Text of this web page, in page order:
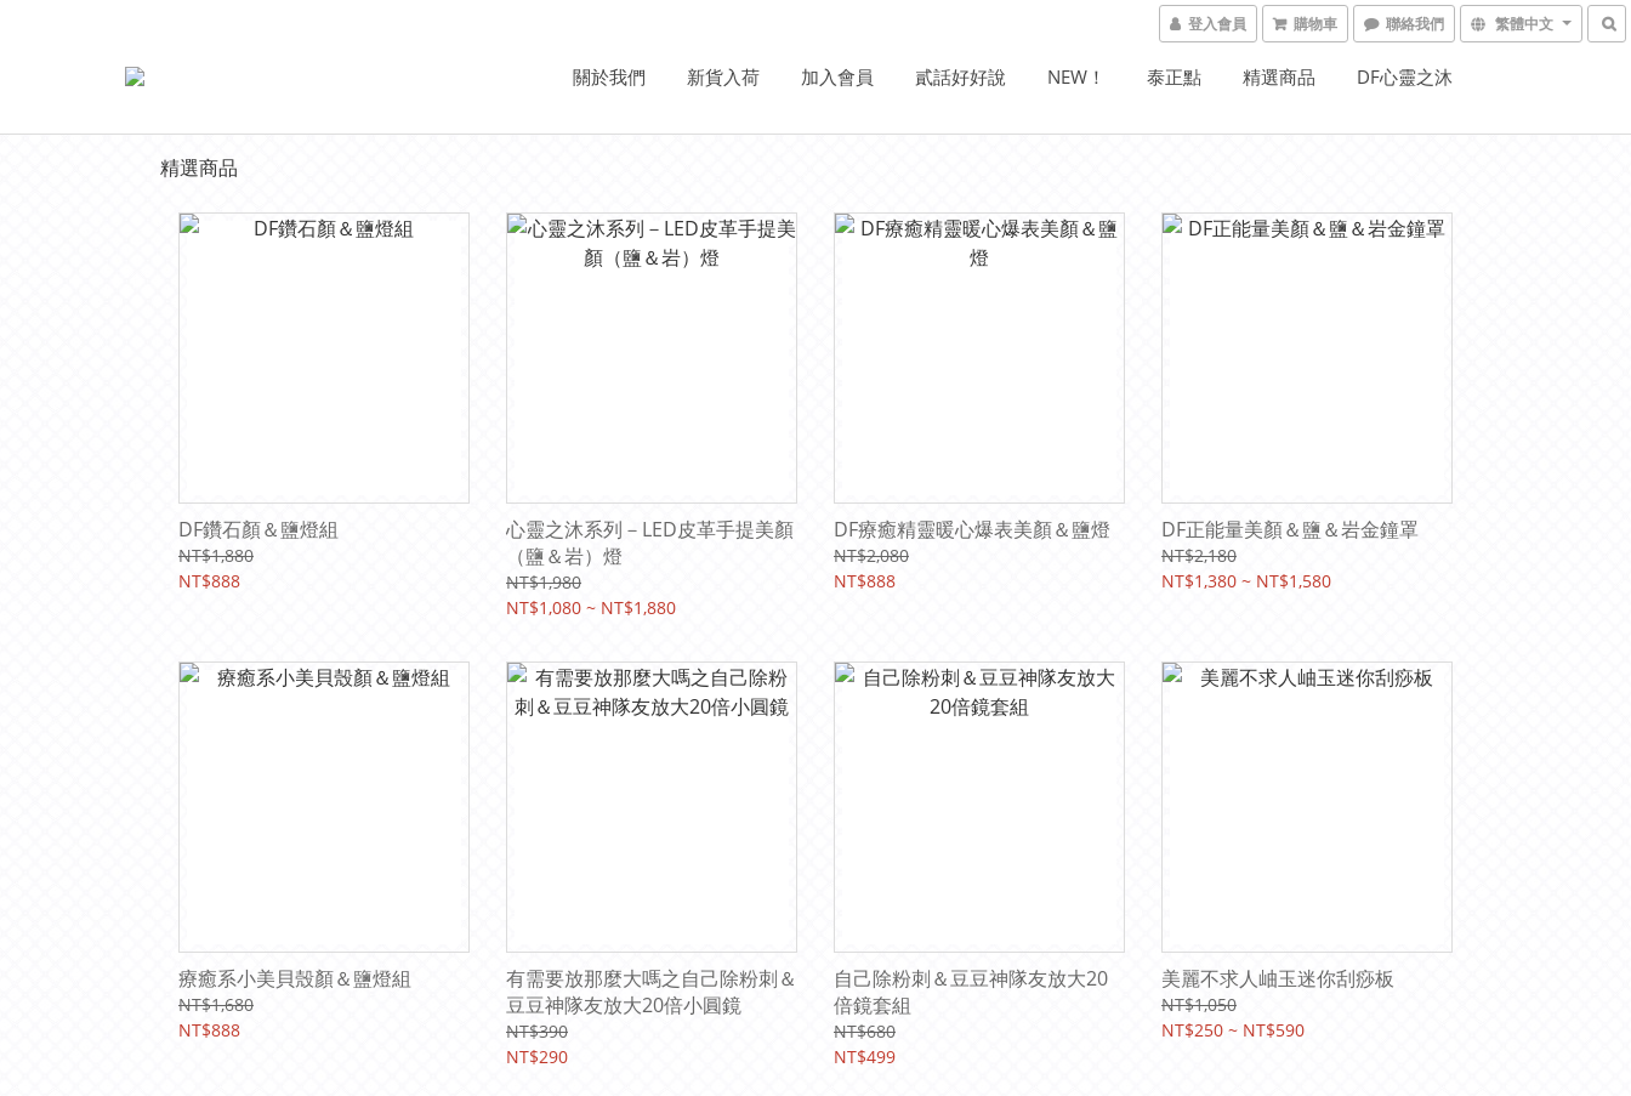
登入會員 購物車 聯絡我們 繁體中文
關於我們 新貨入荷 加入會員 貳話好好說 NEW！ 泰正點 精選商品 DF心靈之沐
精選商品
DF鑽石顏＆鹽燈組
NT$1,880
NT$888
心靈之沐系列－LED皮革手提美顏
（鹽＆岩）燈
NT$1,980
NT$1,080 ~ NT$1,880
DF療癒精靈暖心爆表美顏＆鹽燈
NT$2,080
NT$888
DF正能量美顏＆鹽＆岩金鐘罩
NT$2,180
NT$1,380 ~ NT$1,580
療癒系小美貝殼顏＆鹽燈組
NT$1,680
NT$888
有需要放那麼大嗎之自己除粉刺＆
豆豆神隊友放大20倍小圓鏡
NT$390
NT$290
自己除粉刺＆豆豆神隊友放大20
倍鏡套組
NT$680
NT$499
美麗不求人岫玉迷你刮痧板
NT$1,050
NT$250 ~ NT$590